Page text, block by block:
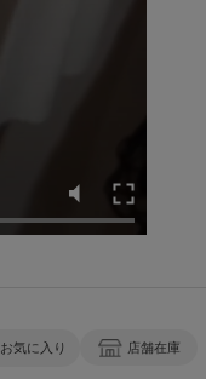
お気に入り 店舗在庫